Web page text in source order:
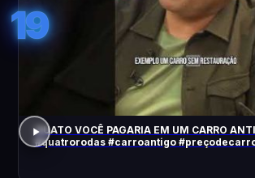
19
QUATO VOCÊ PAGARIA EM UM CARRO
#quatrorodas #carroantigo